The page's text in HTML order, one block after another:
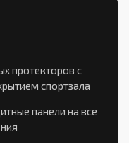
протекторов с
спортзала
панели на все